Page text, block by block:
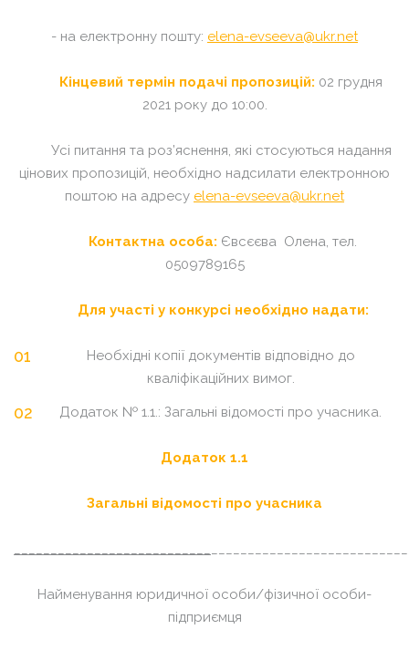
- на електронну пошту: elena-evseeva@ukr.net
Кінцевий термін подачі пропозицій: 02 грудня
2021 року до 10:00.
Усі питання та роз’яснення, які стосуються надання
цінових пропозицій, необхідно надсилати електронною
поштою на адресу elena-evseeva@ukr.net
Контактна особа: Євсєєва Олена, тел.
0509789165
Для участі у конкурсі необхідно надати:
Необхідні копії документів відповідно до
кваліфікаційних вимог.
Додаток № 1.1.: Загальні відомості про учасника.
Додаток 1.1
Загальні відомості про учасника
Найменування юридичної особи/фізичної особи-
підприємця